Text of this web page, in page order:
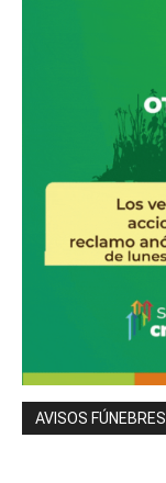
AVISOS FÚNEBRES